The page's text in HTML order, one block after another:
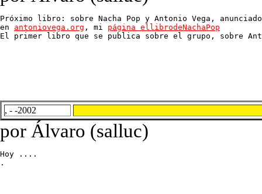
Próximo libro: sobre Nacha Pop y Antonio Vega,
en antoniovega.org , mi página ellibrodeNachaPop
El primer libro que se publica sobre el grupo, sobre
, - -2002
por Álvaro (salluc)
Hoy ....
.